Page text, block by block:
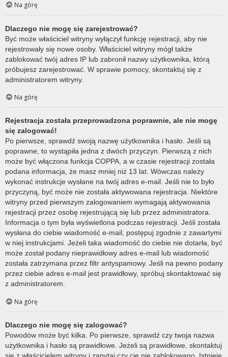
Na górę
Dlaczego nie mogę się zarejestrować?
Być może właściciel witryny wyłączył funkcję rejestracji, aby nie
rejestrowały się nowe osoby. Właściciel witryny mógł także
zablokować twój adres IP lub zabronił nazwy użytkownika, którą
próbujesz zarejestrować. W sprawie pomocy, skontaktuj się z
administratorem witryny.
Na górę
Rejestracja została przeprowadzona poprawnie, ale nie mogę
się zalogować!
Po pierwsze, sprawdź swoją nazwę użytkownika i hasło. Jeśli są
poprawne, to wystąpiła jedna z dwóch przyczyn. Pierwszą z nich
może być włączona funkcja COPPA, a w czasie rejestracji została
podana informacja, że masz mniej niż 13 lat. Wówczas należy
wykonać instrukcje wysłane na twój adres e-mail. Jeśli nie to było
przyczyną, być może nie została aktywowana rejestracja. Niektóre
witryny przed pierwszym zalogowaniem wymagają aktywowania
rejestracji przez osobę rejestrującą się lub przez administratora.
Informacja o tym była wyświetlona podczas rejestracji. Jeśli została
wysłana do ciebie wiadomość e-mail, postępuj zgodnie z zawartymi
w niej instrukcjami. Jeżeli taka wiadomość do ciebie nie dotarła, być
może został podany nieprawidłowy adres e-mail lub wiadomość
została zatrzymana przez filtr antyspamowy. Jeśli na pewno podany
przez ciebie adres e-mail jest prawidłowy, spróbuj skontaktować się
z administratorem.
Na górę
Dlaczego nie mogę się zalogować?
Powodów może być kilka. Po pierwsze, sprawdź czy twoja nazwa
użytkownika i hasło są prawidłowe. Jeżeli są prawidłowe, skontaktuj